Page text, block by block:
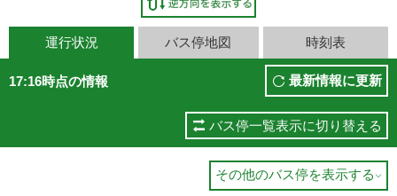
運行状況 バス停地図 時刻表
17:16時点の情報 最新情報に更新
バス停一覧表示に切り替える
その他のバス停を表示する 